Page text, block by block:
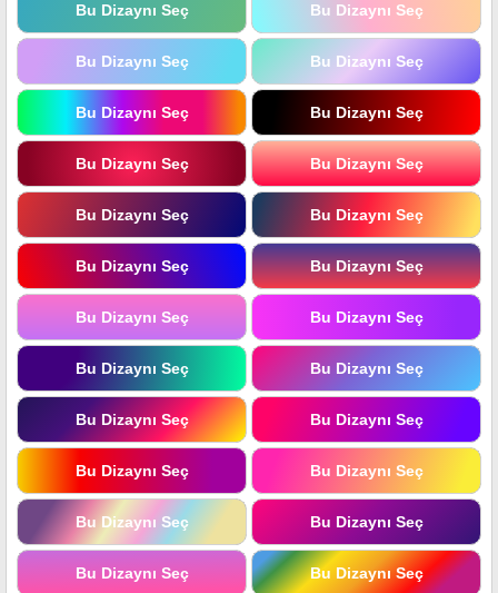
Bu Dizaynı Seç Bu Dizaynı Seç
Bu Dizaynı Seç Bu Dizaynı Seç
Bu Dizaynı Seç Bu Dizaynı Seç
Bu Dizaynı Seç Bu Dizaynı Seç
Bu Dizaynı Seç Bu Dizaynı Seç
Bu Dizaynı Seç Bu Dizaynı Seç
Bu Dizaynı Seç Bu Dizaynı Seç
Bu Dizaynı Seç Bu Dizaynı Seç
Bu Dizaynı Seç Bu Dizaynı Seç
Bu Dizaynı Seç Bu Dizaynı Seç
Bu Dizaynı Seç Bu Dizaynı Seç
Bu Dizaynı Seç Bu Dizaynı Seç